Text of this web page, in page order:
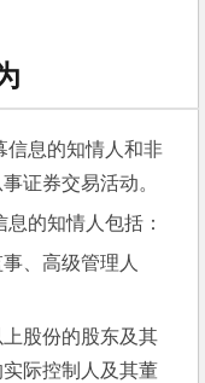
息的知情人和非
证券交易活动。
的知情人包括：
、高级管理人
股份的股东及其
际控制人及其董